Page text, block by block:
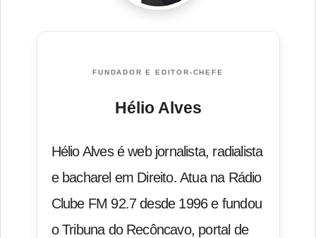
FUNDADOR E EDITOR-CHEFE
Hélio Alves
Hélio Alves é web jornalista, radialista
e bacharel em Direito. Atua na Rádio
Clube FM 92.7 desde 1996 e fundou
o Tribuna do Recôncavo, portal de